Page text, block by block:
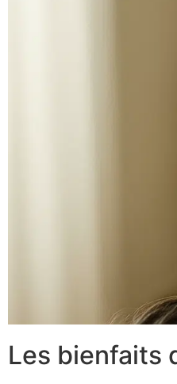
Les bienfaits